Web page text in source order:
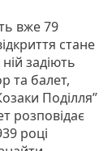
вже 79
стане
задіють
та балет,
Поділля”
розповідає
році